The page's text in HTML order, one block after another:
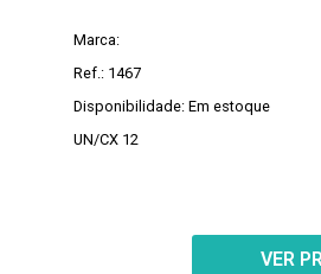
Marca:
Ref.: 1467
Disponibilidade: Em estoque
UN/CX 12
VER